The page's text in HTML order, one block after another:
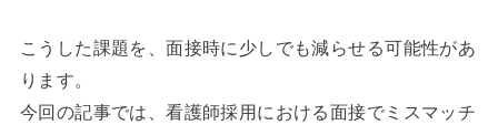
こうした課題を、面接時に少しでも減らせる可能性があ
ります。
今回の記事では、看護師採用における面接でミスマッチ